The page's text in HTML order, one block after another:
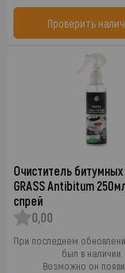
Проверить
Очиститель
GRASS Antibitum
спрей
0,00
При последнем
был в наличии.
Возможно он